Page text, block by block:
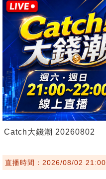
Catch大錢潮 20260802
直播時間：2026/08/02 21:00